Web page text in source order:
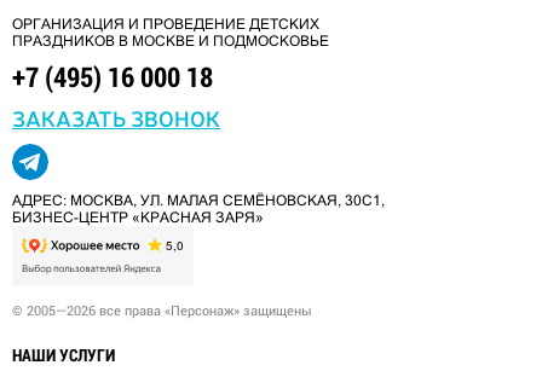
ОРГАНИЗАЦИЯ И ПРОВЕДЕНИЕ ДЕТСКИХ
ПРАЗДНИКОВ В МОСКВЕ И ПОДМОСКОВЬЕ
+7 (495) 16 000 18
ЗАКАЗАТЬ ЗВОНОК
АДРЕС: МОСКВА, УЛ. МАЛАЯ СЕМЁНОВСКАЯ, 30С1,
БИЗНЕС-ЦЕНТР «КРАСНАЯ ЗАРЯ»
© 2005—2026 все права «Персонаж» защищены
НАШИ УСЛУГИ